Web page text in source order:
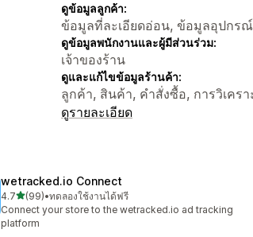
ดูข้อมูลลูกค้า:
ข้อมูลที่ละเอียดอ่อน, ข้อมูลอุปกร
ดูข้อมูลพนักงานและผู้มีส่วนร่วม:
เจ้าของร้าน
ดูและแก้ไขข้อมูลร้านค้า:
ลูกค้า, สินค้า, คำสั่งซื้อ, การวิเคร
ดูรายละเอียด
wetracked.io Connect
4.7เต็ม 5 ดาว
(99)
ทั้งหมด 99 รีวิว
•ทดลองใช้งานได้ฟรี
Connect your store to the wetracked.io ad tracking
platform